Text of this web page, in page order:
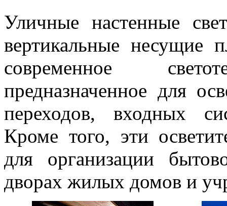
Уличные настенные
вертикальные несущие
современное
предназначенное для
переходов, входных
Кроме того, эти
для организации
дворах жилых домов и